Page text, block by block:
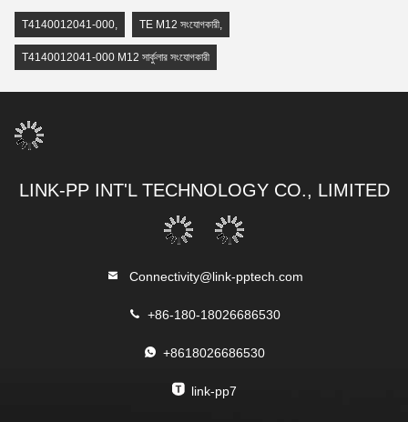
T4140012041-000, TE M12 সংযোগকারী,
T4140012041-000 M12 সার্কুলার সংযোগকারী
LINK-PP INT'L TECHNOLOGY CO., LIMITED
Connectivity@link-pptech.com
+86-180-18026686530
+8618026686530
link-pp7